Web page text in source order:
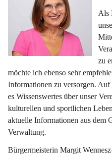
Als
zu
möchte ich ebenso sehr
Informationen zu versorgen.
es Wissenswertes über unser
kulturellen und sportlichen
aktuelle Informationen aus dem
Verwaltung.
Bürgermeisterin Margit